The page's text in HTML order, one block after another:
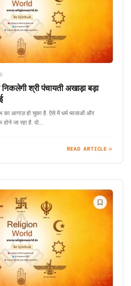
श्री पंचायती अखाड़ा बड़ा
का आगाज़ हो चुका है. ऐसे में धर्म ध्वजाओं और
जा रहा है. दो…
READ ARTICLE